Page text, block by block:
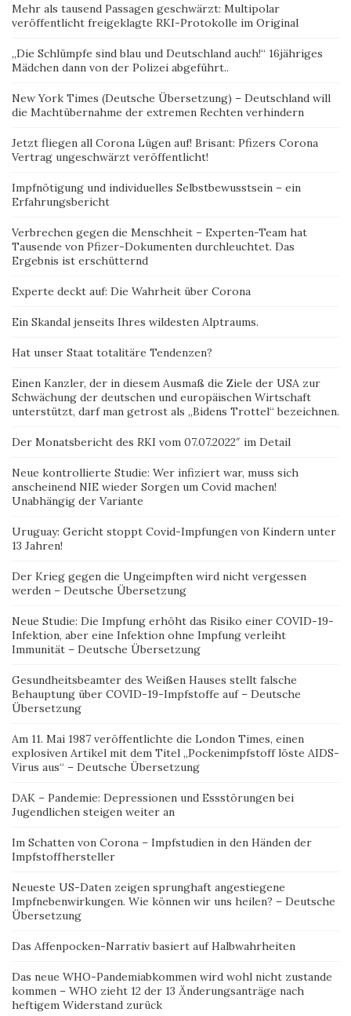
Mehr als tausend Passagen geschwärzt: Multipolar
veröffentlicht freigeklagte RKI-Protokolle im Original
„Die Schlümpfe sind blau und Deutschland auch!“ 16jähriges
Mädchen dann von der Polizei abgeführt..
New York Times (Deutsche Übersetzung) – Deutschland will
die Machtübernahme der extremen Rechten verhindern
Jetzt fliegen all Corona Lügen auf! Brisant: Pfizers Corona
Vertrag ungeschwärzt veröffentlicht!
Impfnötigung und individuelles Selbstbewusstsein – ein
Erfahrungsbericht
Verbrechen gegen die Menschheit – Experten-Team hat
Tausende von Pfizer-Dokumenten durchleuchtet. Das
Ergebnis ist erschütternd
Experte deckt auf: Die Wahrheit über Corona
Ein Skandal jenseits Ihres wildesten Alptraums.
Hat unser Staat totalitäre Tendenzen?
Einen Kanzler, der in diesem Ausmaß die Ziele der USA zur
Schwächung der deutschen und europäischen Wirtschaft
unterstützt, darf man getrost als „Bidens Trottel“ bezeichnen.
Der Monatsbericht des RKI vom 07.07.2022″ im Detail
Neue kontrollierte Studie: Wer infiziert war, muss sich
anscheinend NIE wieder Sorgen um Covid machen!
Unabhängig der Variante
Uruguay: Gericht stoppt Covid-Impfungen von Kindern unter
13 Jahren!
Der Krieg gegen die Ungeimpften wird nicht vergessen
werden – Deutsche Übersetzung
Neue Studie: Die Impfung erhöht das Risiko einer COVID-19-
Infektion, aber eine Infektion ohne Impfung verleiht
Immunität – Deutsche Übersetzung
Gesundheitsbeamter des Weißen Hauses stellt falsche
Behauptung über COVID-19-Impfstoffe auf – Deutsche
Übersetzung
Am 11. Mai 1987 veröffentlichte die London Times, einen
explosiven Artikel mit dem Titel „Pockenimpfstoff löste AIDS-
Virus aus“ – Deutsche Übersetzung
DAK – Pandemie: Depressionen und Essstörungen bei
Jugendlichen steigen weiter an
Im Schatten von Corona – Impfstudien in den Händen der
Impfstoffhersteller
Neueste US-Daten zeigen sprunghaft angestiegene
Impfnebenwirkungen. Wie können wir uns heilen? – Deutsche
Übersetzung
Das Affenpocken-Narrativ basiert auf Halbwahrheiten
Das neue WHO-Pandemiabkommen wird wohl nicht zustande
kommen – WHO zieht 12 der 13 Änderungsanträge nach
heftigem Widerstand zurück